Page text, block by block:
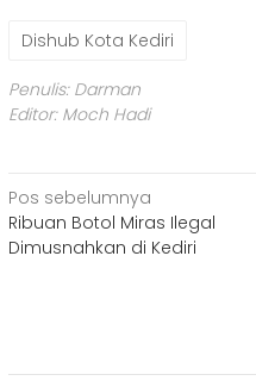
Dishub Kota Kediri
Penulis: Darman
Editor: Moch Hadi
Navigasi
pos
Pos sebelumnya
Ribuan Botol Miras Ilegal
Dimusnahkan di Kediri